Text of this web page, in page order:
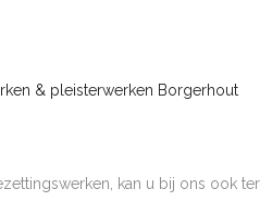
& pleisterwerken Borgerhout
kan u bij ons ook